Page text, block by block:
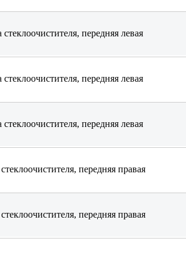
передняя левая
передняя левая
передняя левая
передняя правая
передняя правая